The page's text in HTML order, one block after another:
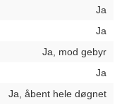
Ja
Ja
Ja, mod gebyr
Ja
Ja, åbent hele døgnet